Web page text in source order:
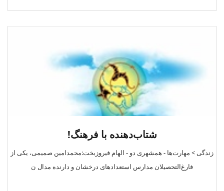
شتاب‌دهنده با فرهنگ!
زندگی > مهارت‌ها - همشهری دو - الهام فیروزبخت:محمدامین صمیمی، یکی از
فارغ‌التحصیلان مدارس استعدادهای درخشان و دارنده مدال ن